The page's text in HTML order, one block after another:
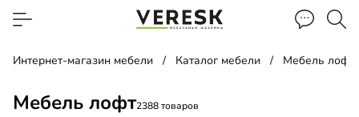
Интернет-магазин мебели Каталог мебели Мебель лофт
Мебель лофт2388 товаров